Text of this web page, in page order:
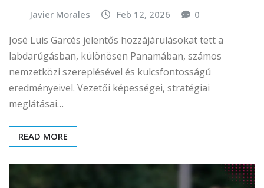
Javier Morales Feb 12, 2026 0
José Luis Garcés jelentős hozzájárulásokat tett a
labdarúgásban, különösen Panamában, számos
nemzetközi szereplésével és kulcsfontosságú
eredményeivel. Vezetői képességei, stratégiai
meglátásai…
READ MORE